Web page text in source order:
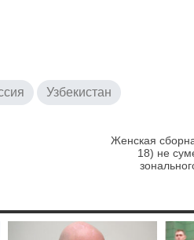
Узбекистан
Женская
18) не